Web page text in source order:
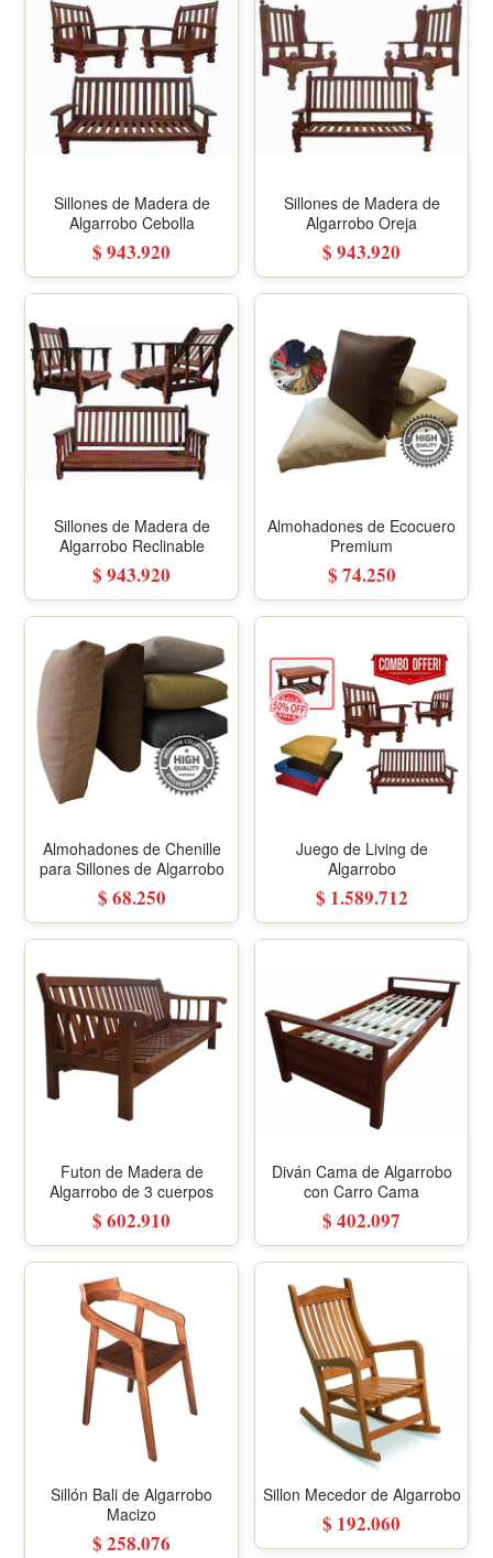
Sillones de Madera de
Algarrobo Cebolla
$ 943.920
Sillones de Madera de
Algarrobo Oreja
$ 943.920
Sillones de Madera de
Algarrobo Reclinable
$ 943.920
Almohadones de Ecocuero
Premium
$ 74.250
Almohadones de Chenille
para Sillones de Algarrobo
$ 68.250
Juego de Living de
Algarrobo
$ 1.589.712
Futon de Madera de
Algarrobo de 3 cuerpos
$ 602.910
Diván Cama de Algarrobo
con Carro Cama
$ 402.097
Sillón Bali de Algarrobo
Macizo
$ 258.076
Sillon Mecedor de Algarrobo
$ 192.060